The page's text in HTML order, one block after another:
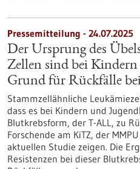
Pressemitteilung - 24.07.2025
Der Ursprung des
Zellen sind bei
Grund für Rückfälle
Stammzellähnliche
dass es bei Kindern und
Blutkrebsform, der T-ALL, zu
Forschende am KiTZ, der
aktuellen Studie zeigen. Die
Resistenzen bei dieser